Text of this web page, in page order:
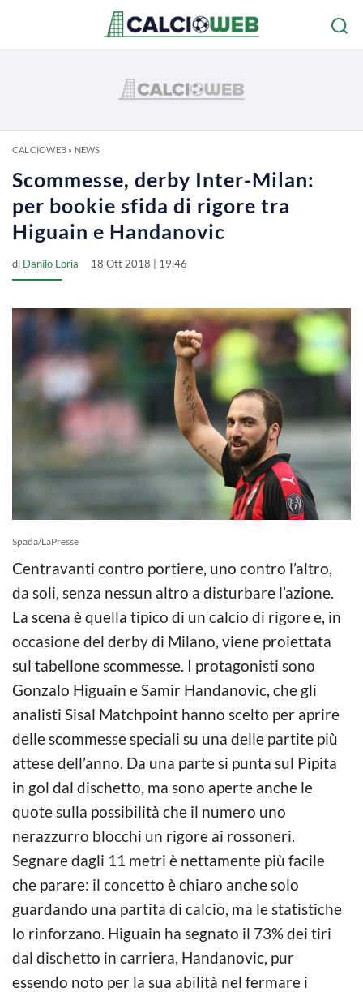
CALCIOWEB» NEWS
Scommesse, derby Inter-Milan:
per bookie sfida di rigore tra
Higuain e Handanovic
di Danilo Loria 18 Ott 2018 | 19:46
Spada/LaPresse
Centravanti contro portiere, uno contro l’altro,
da soli, senza nessun altro a disturbare l’azione.
La scena è quella tipico di un calcio di rigore e, in
occasione del derby di Milano, viene proiettata
sul tabellone scommesse. I protagonisti sono
Gonzalo Higuain e Samir Handanovic, che gli
analisti Sisal Matchpoint hanno scelto per aprire
delle scommesse speciali su una delle partite più
attese dell’anno. Da una parte si punta sul Pipita
in gol dal dischetto, ma sono aperte anche le
quote sulla possibilità che il numero uno
nerazzurro blocchi un rigore ai rossoneri.
Segnare dagli 11 metri è nettamente più facile
che parare: il concetto è chiaro anche solo
guardando una partita di calcio, ma le statistiche
lo rinforzano. Higuain ha segnato il 73% dei tiri
dal dischetto in carriera, Handanovic, pur
essendo noto per la sua abilità nel fermare i